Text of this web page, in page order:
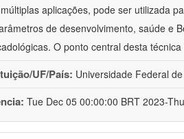
aplicações, pode ser utilizada
de desenvolvimento, saúde e
O ponto central desta
UF/País: Universidade Federal
Tue Dec 05 00:00:00 BRT 2023-